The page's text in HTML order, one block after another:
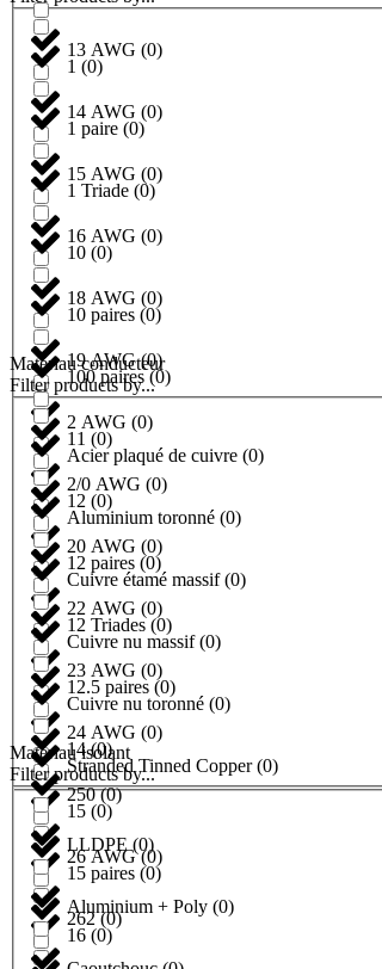
13 AWG (0)
14 AWG (0)
15 AWG (0)
16 AWG (0)
18 AWG (0)
19 AWG(0)
2 AWG (0)
2/0 AWG (0)
20 AWG (0)
22 AWG (0)
23 AWG (0)
24 AWG (0)
250(0)
26 AWG(0)
262(0)
1 (0)
1 paire (0)
1 Triade (0)
10 (0)
10 paires (0)
100 paires(0)
11 (0)
12 (0)
12 paires (0)
12 Triades(0)
12.5 paires (0)
14(0)
15 (0)
15 paires (0)
16 (0)
Matériau conducteur
Filter products by...
Acier plaqué de cuivre (0)
Aluminium toronné (0)
Cuivre étamé massif(0)
Cuivre nu massif(0)
Cuivre nu toronné (0)
Stranded Tinned Copper(0)
Matériau isolant
Filter products by...
LLDPE (0)
Aluminium + Poly (0)